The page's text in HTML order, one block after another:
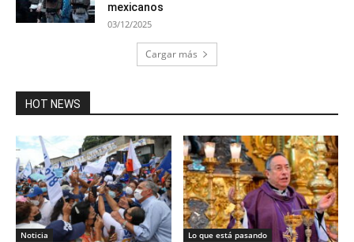
mexicanos
03/12/2025
Cargar más
HOT NEWS
Noticia Lo que está pasando